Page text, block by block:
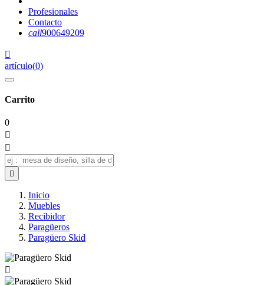
Profesionales
Contacto
call900649209

artículo(0)
Carrito
0



Inicio
Muebles
Recibidor
Paragüeros
Paragüero Skid
